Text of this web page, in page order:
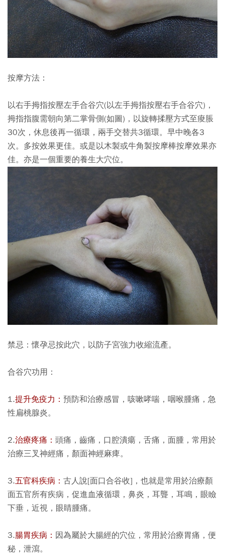
按摩方法：
以右手拇指按壓左手合谷穴(以左手拇指按壓右手合谷穴)，
拇指指腹需朝向第二掌骨側(如圖)，以旋轉揉壓方式至痠脹
30次，休息後再一循環，兩手交替共3循環。早中晚各3
次。多按效果更佳。或是以木製或牛角製按摩棒按摩效果亦
佳。亦是一個重要的養生大穴位。
禁忌：懷孕忌按此穴，以防子宮強力收縮流產。
合谷穴功用：
1.提升免疫力： 預防和治療感冒，咳嗽哮喘，咽喉腫痛，急
性扁桃腺炎。
2.治療疼痛： 頭痛，齒痛，口腔潰瘍，舌痛，面腫，常用於
治療三叉神經痛，顏面神經麻痺。
3.五官科疾病： 古人說[面口合谷收]，也就是常用於治療顏
面五官所有疾病，促進血液循環，鼻炎，耳聾，耳鳴，眼瞼
下垂，近視，眼睛腫痛。
3.腸胃疾病： 因為屬於大腸經的穴位，常用於治療胃痛，便
秘，泄瀉。